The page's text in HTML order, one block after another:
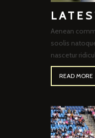
Aenean
soolis
nascetur
READ MORE